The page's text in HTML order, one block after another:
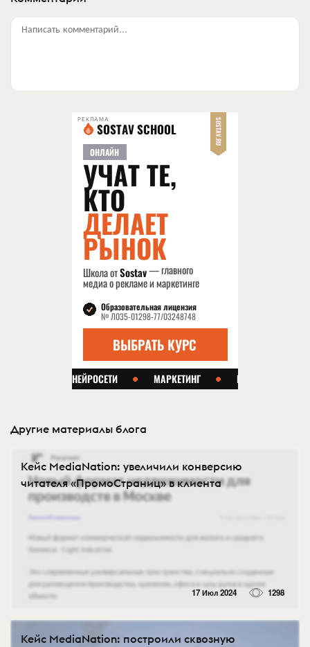
Написать комментарий...
РЕКЛАМА
Другие материалы блога
Кейс MediaNation: увеличили конверсию
читателя «ПромоСтраниц» в клиента
17 Июл 2024 1298
Кейс MediaNation: построили сквозную